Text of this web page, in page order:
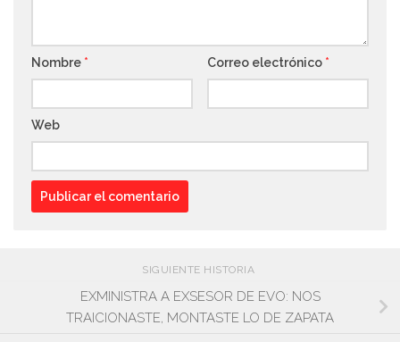
Nombre * Correo electrónico *
Web
SIGUIENTE HISTORIA
EXMINISTRA A EXSESOR DE EVO: NOS
TRAICIONASTE, MONTASTE LO DE ZAPATA